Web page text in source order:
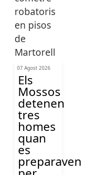
07 Agost 2026
Els
Mossos
detenen
tres
homes
quan
es
preparaven